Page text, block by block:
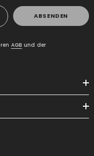
ABSENDEN
AGB und der